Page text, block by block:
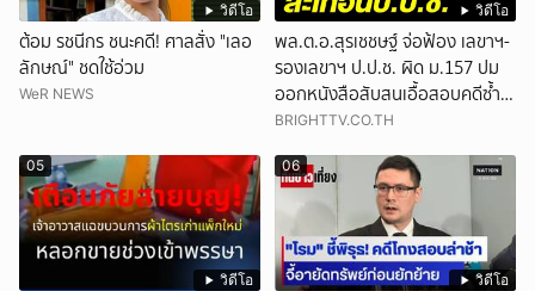
วิดีโอ
ต้อม รชนีกร ชนะคดี! ศาลสั่ง "เลอ
ลักษณ์" ชดใช้อ่วม
WeR NEWS
วิดีโอ
พล.ต.อ.สุรเชชษฐ์ จ่อฟ้อง เลขาฯ-
รองเลขาฯ ป.ป.ช. ผิด ม.157 ปม
ออกหนังสือสับสนเอื้อสอบคดีซ้ำ
ซ้อน
BRIGHTTV.CO.TH
วิดีโอ
05
วิดีโอ
06